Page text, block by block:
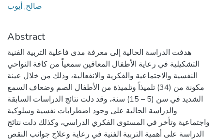
صالح, أيوب
Abstract
هدفت الدراسة الحالية إلى معرفة مدى فاعلية التربية الفنية
التشكيلية في رعاية الأطفال المعاقين سمعياً من كافة النواحي
النفسية والاجتماعية والفكرية والانفعالية، وذلك من خلال عينة
مكونة من (34) تلميذاً وتلميذة من الأطفال الصم وضعاف السمع
الشديد في سن (5 – 15) سنة، وقد دلت نتائج الدراسات السابقة
والدراسة الحالية على وجود اضطرابات نفسية وسلوكية
واجتماعية وتأخر في المستوى الفكري الدراسي، وكذلك دلت نتائج
الدراسة على أهمية التربية الفنية في رعاية وعلاج جوانب النقص